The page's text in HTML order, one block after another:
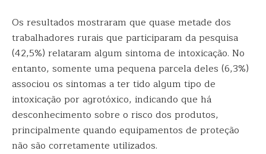
Os resultados mostraram que quase metade dos
trabalhadores rurais que participaram da pesquisa
(42,5%) relataram algum sintoma de intoxicação. No
entanto, somente uma pequena parcela deles (6,3%)
associou os sintomas a ter tido algum tipo de
intoxicação por agrotóxico, indicando que há
desconhecimento sobre o risco dos produtos,
principalmente quando equipamentos de proteção
não são corretamente utilizados.